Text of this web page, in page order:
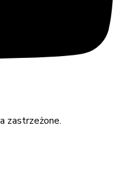
zastrzeżone.